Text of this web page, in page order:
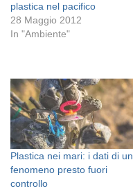
plastica nel pacifico
28 Maggio 2012
In "Ambiente"
Plastica nei mari: i dati di un
fenomeno presto fuori
controllo